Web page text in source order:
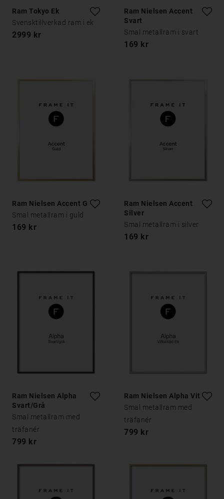
Ram Tokyo Ek
Svensktillverkad ram i ek
2999 kr
Ram Nielsen Accent
Svart
Smal metallram i svart
169 kr
Ram Nielsen Accent Guld
Smal metallram i guld
169 kr
Ram Nielsen Accent
Silver
Smal metallram i silver
169 kr
Ram Nielsen Alpha
Svart/Grå
Smal metallram med
träfanér
799 kr
Ram Nielsen Alpha Vit Ek
Smal metallram med
träfanér
799 kr